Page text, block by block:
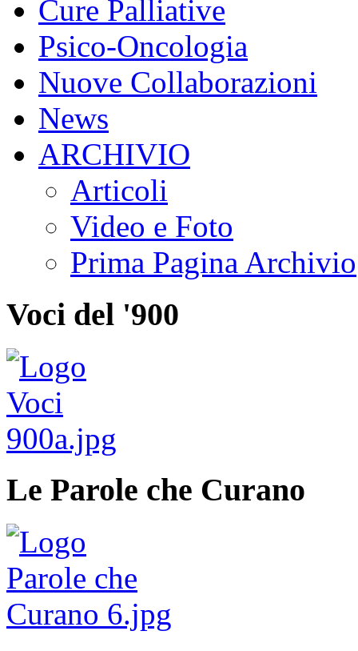
Cure Palliative
Psico-Oncologia
Nuove Collaborazioni
News
ARCHIVIO
Articoli
Video e Foto
Prima Pagina Archivio
Voci del '900
Le Parole che Curano